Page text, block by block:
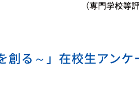
創る～」在校生アンケ